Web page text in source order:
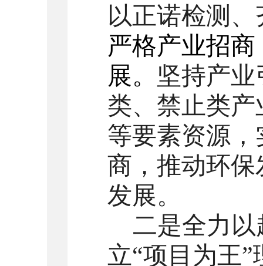
以正诺检测
严格产业招
展。 坚持产
类、禁止类
等要素资源
商，推动环
发展。
二是全力
立“项目为王